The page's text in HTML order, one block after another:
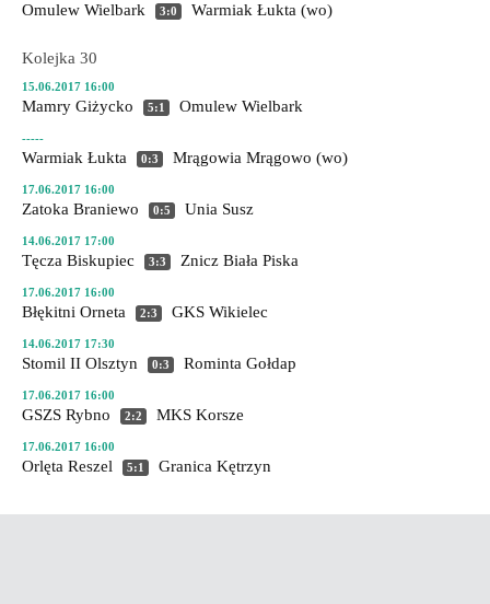
Omulew Wielbark 3:0 Warmiak Łukta (wo)
Kolejka 30
15.06.2017 16:00
Mamry Giżycko 5:1 Omulew Wielbark
-----
Warmiak Łukta 0:3 Mrągowia Mrągowo (wo)
17.06.2017 16:00
Zatoka Braniewo 0:5 Unia Susz
14.06.2017 17:00
Tęcza Biskupiec 3:3 Znicz Biała Piska
17.06.2017 16:00
Błękitni Orneta 2:3 GKS Wikielec
14.06.2017 17:30
Stomil II Olsztyn 0:3 Rominta Gołdap
17.06.2017 16:00
GSZS Rybno 2:2 MKS Korsze
17.06.2017 16:00
Orlęta Reszel 5:1 Granica Kętrzyn